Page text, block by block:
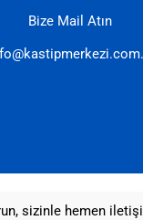
Bize Mail Atın
sizinle hemen